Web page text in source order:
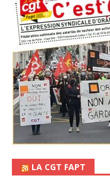
LA CGT FAPT